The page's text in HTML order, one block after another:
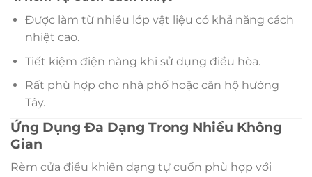
Được làm từ nhiều lớp vật liệu có khả năng cách
nhiệt cao.
Tiết kiệm điện năng khi sử dụng điều hòa.
Rất phù hợp cho nhà phố hoặc căn hộ hướng
Tây.
Ứng Dụng Đa Dạng Trong Nhiều Không
Gian
Rèm cửa điều khiển dạng tự cuốn phù hợp với